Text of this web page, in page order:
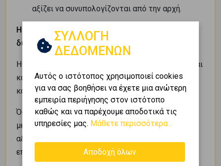
αξίζει να συνυπολογίζονται από την αρχή.
Η έγκαιρη αναζήτηση δημιουργεί περισσότερες
δυνατότητες
Η περίοδος μετά την ανακοίνωση των βάσεων είναι
κάθε χρόνο η πιο έντονη για την αγορά φοιτητικής
κατοικίας.
Όσοι ξεκινούν την αναζήτησή τους νωρίς έχουν
μεγαλύτερη ευχέρεια να συγκρίνουν περιοχές, να
αξιολογήσουν περισσότερες επιλογές και να
επιλέξουν χωρίς την πίεση του χρόνου.
ΣΥΛΛΟΓΗ
ΔΕΔΟΜΕΝΩΝ
Αυτός ο ιστότοπος χρησιμοποιεί cookies
για να σας βοηθήσει να έχετε μια ανώτερη
εμπειρία περιήγησης στον ιστότοπο
καθώς και να παρέχουμε αποδοτικά τις
υπηρεσίες μας. Μάθετε περισσότερα...
Αποδοχή όλων